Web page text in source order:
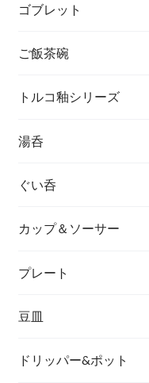
ゴブレット
ご飯茶碗
トルコ釉シリーズ
湯呑
ぐい呑
カップ＆ソーサー
プレート
豆皿
ドリッパー&ポット